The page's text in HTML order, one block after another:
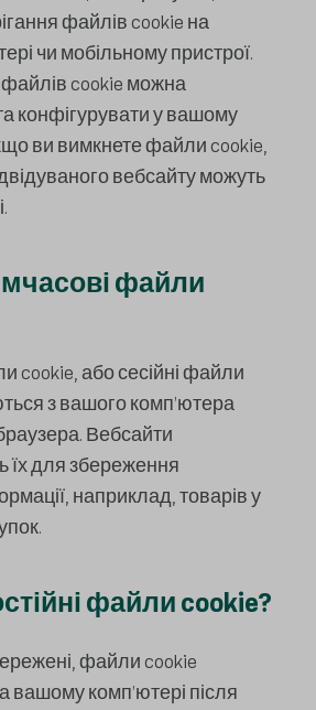
файлів cookie на
чи мобільному пристрої.
cookie можна
конфігурувати у вашому
ви вимкнете файли cookie,
вебсайту можуть
файли
cookie, або сесійні файли
з вашого комп’ютера
Вебсайти
їх для збереження
наприклад, товарів у
файли cookie?
файли cookie
комп’ютері після